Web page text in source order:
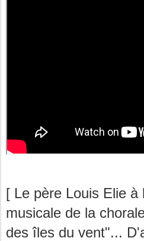
[ Le père Louis Elie à
musicale de la
des îles du vent"...